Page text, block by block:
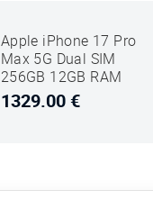
Apple iPhone 17 Pro
Max 5G Dual SIM
256GB 12GB RAM
Cosmic Arancione
1329.00 €